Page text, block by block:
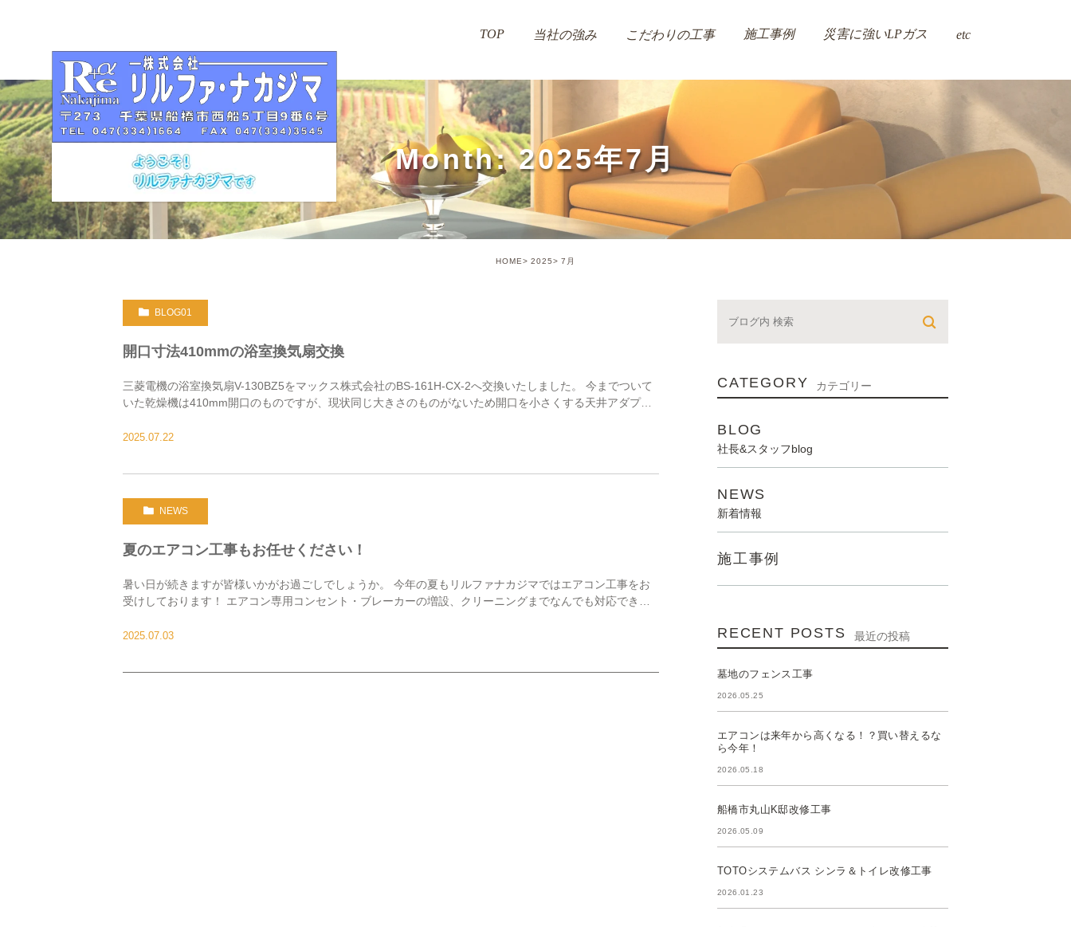
TOP 当社の強み こだわりの工事 施工事例 災害に強いLPガス etc
Month: 2025年7月
HOME 2025 7月
BLOG01
開口寸法410mmの浴室換気扇交換
三菱電機の浴室換気扇V-130BZ5をマックス株式会社のBS-161H-CX-2へ交換いたしました。 今までついて
いた乾燥機は410mm開口のものですが、現状同じ大きさのものがないため開口を小さくする天井アダプタ
2025.07.22
NEWS
夏のエアコン工事もお任せください！
暑い日が続きますが皆様いかがお過ごしでしょうか。 今年の夏もリルファナカジマではエアコン工事をお
受けしております！ エアコン専用コンセント・ブレーカーの増設、クリーニングまでなんでも対応できま
2025.07.03
CATEGORY カテゴリー
BLOG
社長&スタッフblog
NEWS
新着情報
施工事例
RECENT POSTS 最近の投稿
墓地のフェンス工事
2026.05.25
エアコンは来年から高くなる！？買い替えるな
ら今年！
2026.05.18
船橋市丸山K邸改修工事
2026.05.09
TOTOシステムバス シンラ＆トイレ改修工事
2026.01.23